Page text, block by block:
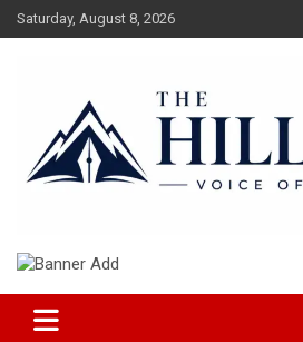
Skip
to
Saturday, August 8, 2026
The Hillpost